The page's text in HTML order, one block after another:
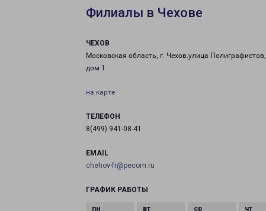
Филиалы в Чехове
ЧЕХОВ
Московская область, г. Чехов.улица Полиграфистов,
дом 1
на карте
ТЕЛЕФОН
8(499) 941-08-41
EMAIL
chehov-fr@pecom.ru
ГРАФИК РАБОТЫ